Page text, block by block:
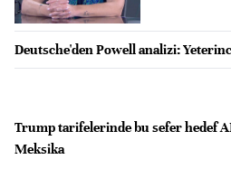
Deutsche'den Powell analizi:
Trump tarifelerinde bu sefer hedef
Meksika